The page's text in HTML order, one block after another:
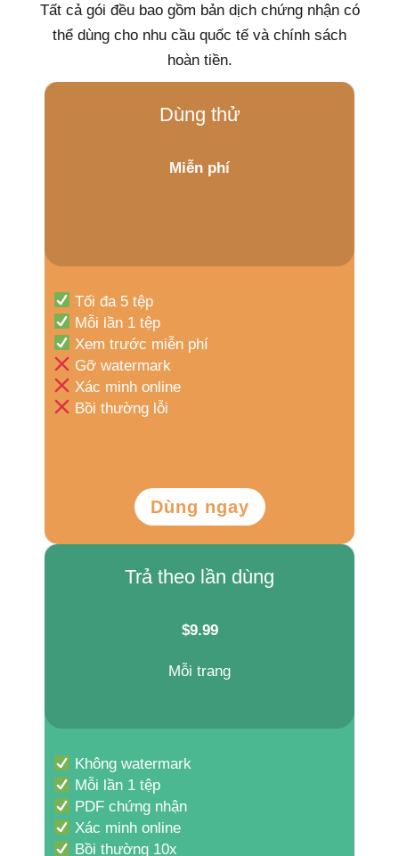
Tất cả gói đều bao gồm bản dịch chứng nhận có
thể dùng cho nhu cầu quốc tế và chính sách
hoàn tiền.
Dùng thử
Miễn phí
Tối đa 5 tệp
Mỗi lần 1 tệp
Xem trước miễn phí
Gỡ watermark
Xác minh online
Bồi thường lỗi
Dùng ngay
Trả theo lần dùng
$9.99
Mỗi trang
Không watermark
Mỗi lần 1 tệp
PDF chứng nhận
Xác minh online
Bồi thường 10x